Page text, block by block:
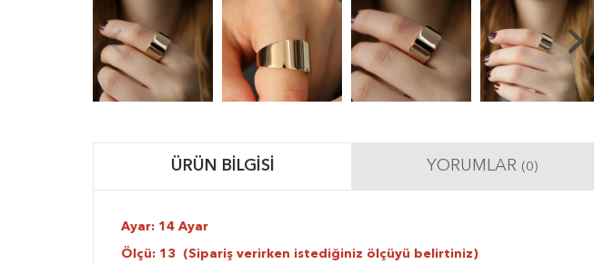
ÜRÜN BILGISI YORUMLAR (0)
Ayar: 14 Ayar
Ölçü: 13 (Sipariş verirken istediğiniz ölçüyü belirtiniz)